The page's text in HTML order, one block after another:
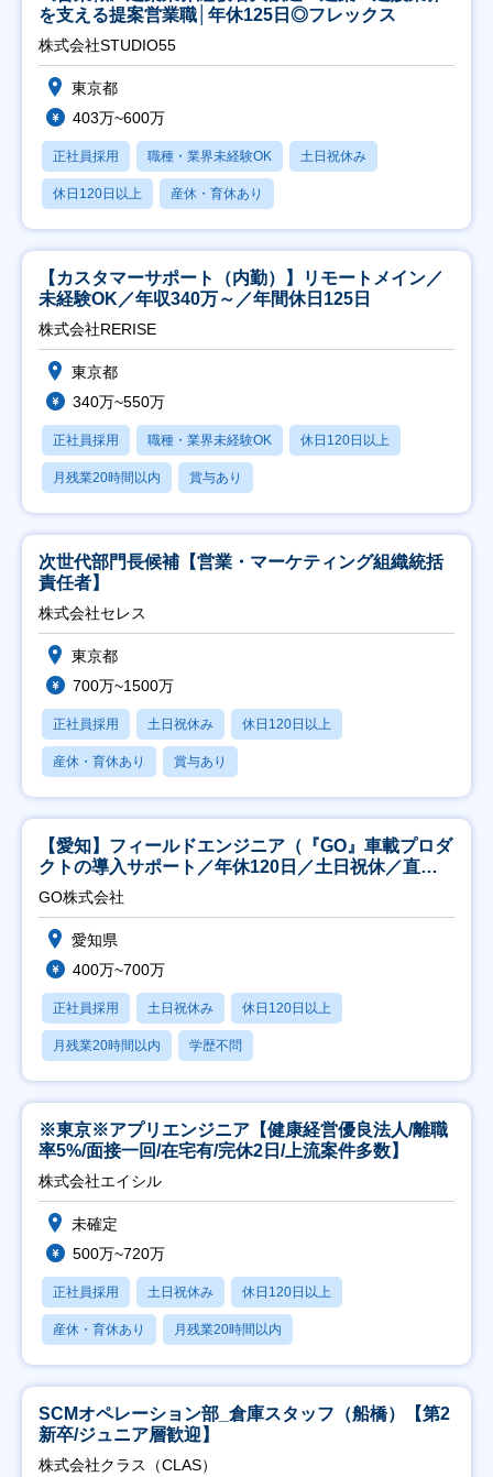
を支える提案営業職│年休125日◎フレックス
株式会社STUDIO55
東京都
403万~600万
正社員採用 職種・業界未経験OK 土日祝休み
休日120日以上 産休・育休あり
【カスタマーサポート（内勤）】リモートメイン／
未経験OK／年収340万～／年間休日125日
株式会社RERISE
東京都
340万~550万
正社員採用 職種・業界未経験OK 休日120日以上
月残業20時間以内 賞与あり
次世代部門長候補【営業・マーケティング組織統括
責任者】
株式会社セレス
東京都
700万~1500万
正社員採用 土日祝休み 休日120日以上
産休・育休あり 賞与あり
【愛知】フィールドエンジニア（『GO』車載プロダ
クトの導入サポート／年休120日／土日祝休／直行
直帰
GO株式会社
愛知県
400万~700万
正社員採用 土日祝休み 休日120日以上
月残業20時間以内 学歴不問
※東京※アプリエンジニア【健康経営優良法人/離職
率5%/面接一回/在宅有/完休2日/上流案件多数】
株式会社エイシル
未確定
500万~720万
正社員採用 土日祝休み 休日120日以上
産休・育休あり 月残業20時間以内
SCMオペレーション部_倉庫スタッフ（船橋）【第2
新卒/ジュニア層歓迎】
株式会社クラス（CLAS）